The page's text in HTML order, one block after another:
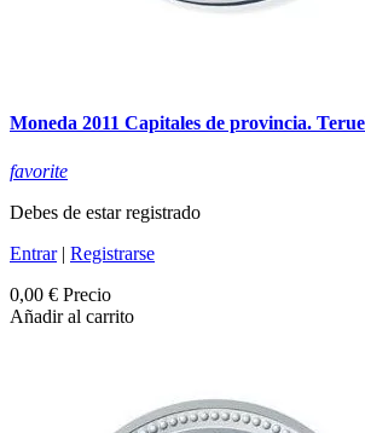
Moneda 2011 Capitales de provincia.
favorite
Debes de estar registrado
Entrar| Registrarse
0,00 € Precio
Añadir al carrito